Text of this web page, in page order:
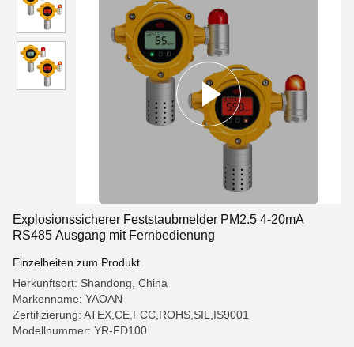
Explosionssicherer Feststaubmelder PM2.5 4-20mA
RS485 Ausgang mit Fernbedienung
Einzelheiten zum Produkt
Herkunftsort: Shandong, China
Markenname: YAOAN
Zertifizierung: ATEX,CE,FCC,ROHS,SIL,IS9001
Modellnummer: YR-FD100